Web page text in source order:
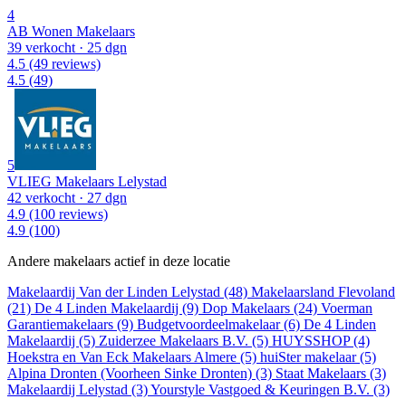
4
AB Wonen Makelaars
39 verkocht · 25 dgn
4.5 (49 reviews)
4.5 (49)
5
VLIEG Makelaars Lelystad
42 verkocht · 27 dgn
4.9 (100 reviews)
4.9 (100)
Andere makelaars actief in deze locatie
Makelaardij Van der Linden Lelystad (48) Makelaarsland Flevoland
(21) De 4 Linden Makelaardij (9) Dop Makelaars (24) Voerman
Garantiemakelaars (9) Budgetvoordeelmakelaar (6) De 4 Linden
Makelaardij (5) Zuiderzee Makelaars B.V. (5) HUYSSHOP (4)
Hoekstra en Van Eck Makelaars Almere (5) huiSter makelaar (5)
Alpina Dronten (Voorheen Sinke Dronten) (3) Staat Makelaars (3)
Makelaardij Lelystad (3)Yourstyle Vastgoed & Keuringen B.V. (3)